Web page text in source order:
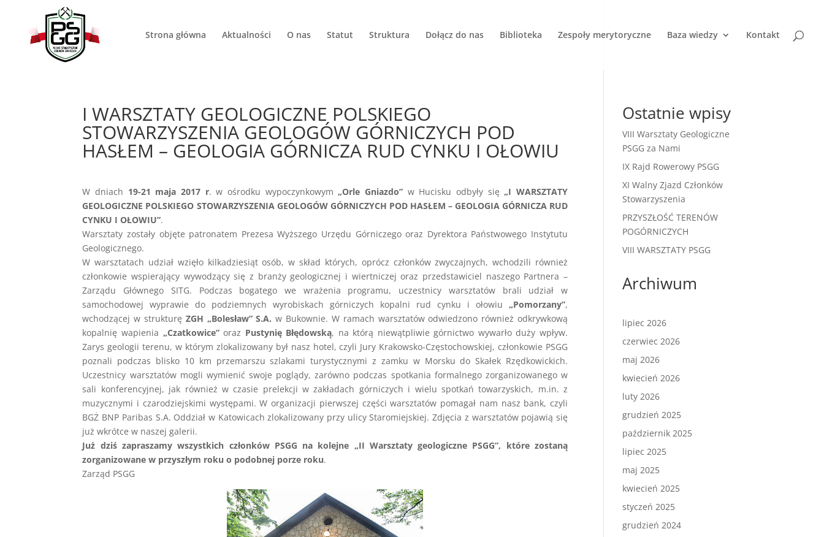
Strona główna Aktualności O nas Statut Struktura Dołącz do nas Biblioteka Zespoły merytoryczne Baza wiedzy Kontakt
I WARSZTATY GEOLOGICZNE POLSKIEGO
STOWARZYSZENIA GEOLOGÓW GÓRNICZYCH POD
HASŁEM – GEOLOGIA GÓRNICZA RUD CYNKU I OŁOWIU
W dniach 19-21 maja 2017 r. w ośrodku wypoczynkowym„Orle Gniazdo” w Hucisku odbyły się„I WARSZTATY
GEOLOGICZNE POLSKIEGO STOWARZYSZENIA GEOLOGÓW GÓRNICZYCH POD HASŁEM – GEOLOGIA GÓRNICZA RUD
CYNKU I OŁOWIU”.
Warsztaty zostały objęte patronatem Prezesa Wyższego Urzędu Górniczego oraz Dyrektora Państwowego Instytutu
Geologicznego.
W warsztatach udział wzięło kilkadziesiąt osób, w skład których, oprócz członków zwyczajnych, wchodzili również
członkowie wspierający wywodzący się z branży geologicznej i wiertniczej oraz przedstawiciel naszego Partnera –
Zarządu Głównego SITG. Podczas bogatego we wrażenia programu, uczestnicy warsztatów brali udział w
samochodowej wyprawie do podziemnych wyrobiskach górniczych kopalni rud cynku i ołowiu„Pomorzany”,
wchodzącej w strukturę ZGH „Bolesław” S.A. w Bukownie. W ramach warsztatów odwiedzono również odkrywkową
kopalnię wapienia „Czatkowice”oraz Pustynię Błędowską, na którą niewątpliwie górnictwo wywarło duży wpływ.
Zarys geologii terenu, w którym zlokalizowany był nasz hotel, czyli Jury Krakowsko-Częstochowskiej, członkowie PSGG
poznali podczas blisko 10 km przemarszu szlakami turystycznymi z zamku w Morsku do Skałek Rzędkowickich.
Uczestnicy warsztatów mogli wymienić swoje poglądy, zarówno podczas spotkania formalnego zorganizowanego w
sali konferencyjnej, jak również w czasie prelekcji w zakładach górniczych i wielu spotkań towarzyskich, m.in. z
muzycznymi i czarodziejskimi występami. W organizacji pierwszej części warsztatów pomagał nam nasz bank, czyli
BGŻ BNP Paribas S.A. Oddział w Katowicach zlokalizowany przy ulicy Staromiejskiej. Zdjęcia z warsztatów pojawią się
już wkrótce w naszej galerii.
Już dziś zapraszamy wszystkich członków PSGG na kolejne „II Warsztaty geologiczne PSGG”, które zostaną
zorganizowane w przyszłym roku o podobnej porze roku.
Zarząd PSGG
Ostatnie wpisy
VIII Warsztaty Geologiczne
PSGG za Nami
IX Rajd Rowerowy PSGG
XI Walny Zjazd Członków
Stowarzyszenia
PRZYSZŁOŚĆ TERENÓW
POGÓRNICZYCH
VIII WARSZTATY PSGG
Archiwum
lipiec 2026
czerwiec 2026
maj 2026
kwiecień 2026
luty 2026
grudzień 2025
październik 2025
lipiec 2025
maj 2025
kwiecień 2025
styczeń 2025
grudzień 2024